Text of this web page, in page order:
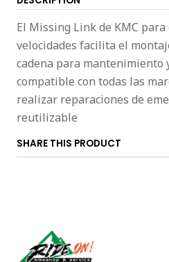
El Missing Link de KMC para
velocidades facilita el
cadena para mantenimiento
compatible con todas las
realizar reparaciones de
reutilizable
SHARE THIS PRODUCT